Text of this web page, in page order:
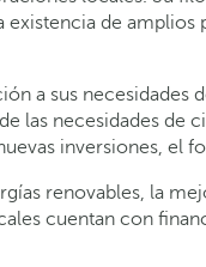
de
a sus
las necesidades
inversiones, el
renovables, la
cuentan con